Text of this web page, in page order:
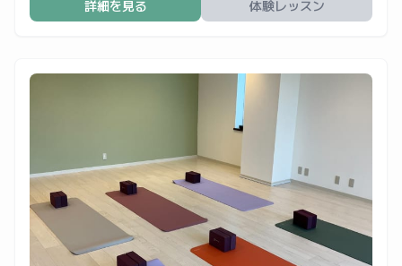
詳細を見る 体験レッスン